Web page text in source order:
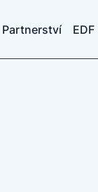
Partnerství EDF